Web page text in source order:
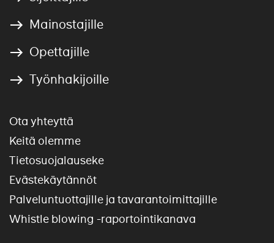
Mainostajille
Opettajille
Työnhakijoille
Ota yhteyttä
Keitä olemme
Tietosuojalauseke
Evästekäytännöt
Palveluntuottajille ja tavarantoimittajille
Whistle blowing -raportointikanava